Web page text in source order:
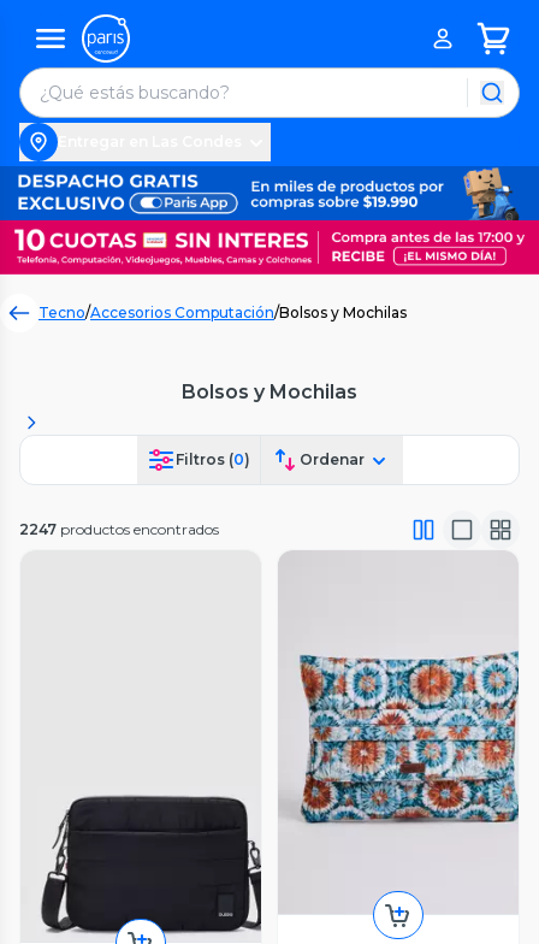
Tecno/Accesorios Computación/Bolsos y Mochilas
Bolsos y Mochilas
Filtros (0) Ordenar
2247 productos encontrados